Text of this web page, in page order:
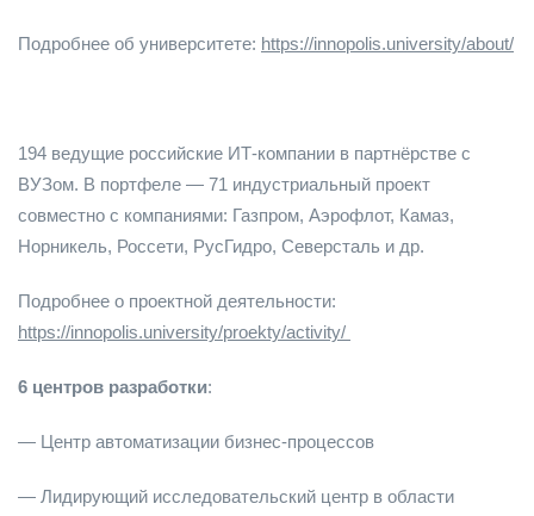
Подробнее об университете: https://innopolis.university/about/
194 ведущие российские ИТ-компании в партнёрстве с
ВУЗом. В портфеле — 71 индустриальный проект
совместно с компаниями: Газпром, Аэрофлот, Камаз,
Норникель, Россети, РусГидро, Северсталь и др.
Подробнее о проектной деятельности:
https://innopolis.university/proekty/activity/
6 центров разработки:
— Центр автоматизации бизнес-процессов
— Лидирующий исследовательский центр в области